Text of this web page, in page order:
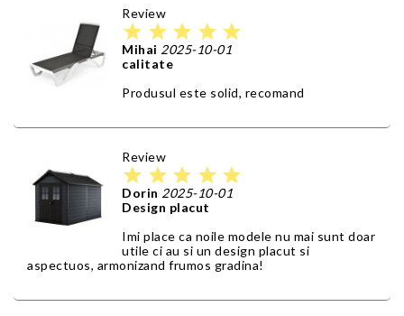
Review
star star star star star
Mihai 2025-10-01
calitate
Produsul este solid, recomand
Review
star star star star star
Dorin 2025-10-01
Design placut
Imi place ca noile modele nu mai sunt doar
utile ci au si un design placut si
aspectuos, armonizand frumos gradina!